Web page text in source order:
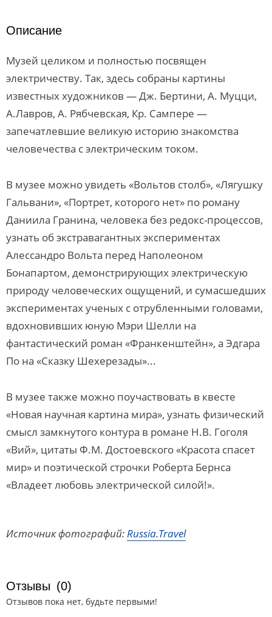
Описание
Музей целиком и полностью посвящен
электричеству. Так, здесь собраны картины
известных художников — Дж. Бертини, А. Муцци,
А.Лавров, А. Рябчевская, Кр. Сампере —
запечатлевшие великую историю знакомства
человечества с электрическим током.
В музее можно увидеть «Вольтов столб», «Лягушку
Гальвани», «Портрет, которого нет» по роману
Даниила Гранина, человека без редокс-процессов,
узнать об экстравагантных экспериментах
Алессандро Вольта перед Наполеоном
Бонапартом, демонстрирующих электрическую
природу человеческих ощущений, и сумасшедших
экспериментах ученых с отрубленными головами,
вдохновивших юную Мэри Шелли на
фантастический роман «Франкенштейн», а Эдгара
По на «Сказку Шехерезады»...
В музее также можно поучаствовать в квесте
«Новая научная картина мира», узнать физический
смысл замкнутого контура в романе Н.В. Гоголя
«Вий», цитаты Ф.М. Достоевского «Красота спасет
мир» и поэтической строчки Роберта Бернса
«Владеет любовь электрической силой!».
Источник фотографий:Russia.Travel
Отзывы (0)
Отзывов пока нет, будьте первыми!